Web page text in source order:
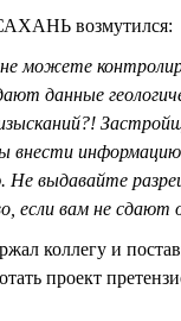
возмутился:
можете
данные
изысканий?!
внести
Не выдавайте
если вам не сдают
коллегу и
проект